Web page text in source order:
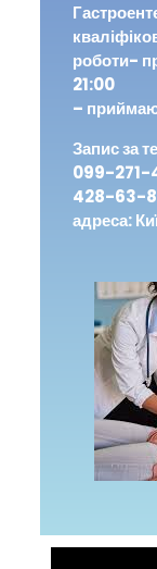
роботи-
21:00
–
Запис за
099-271-
428-63-
адреса: